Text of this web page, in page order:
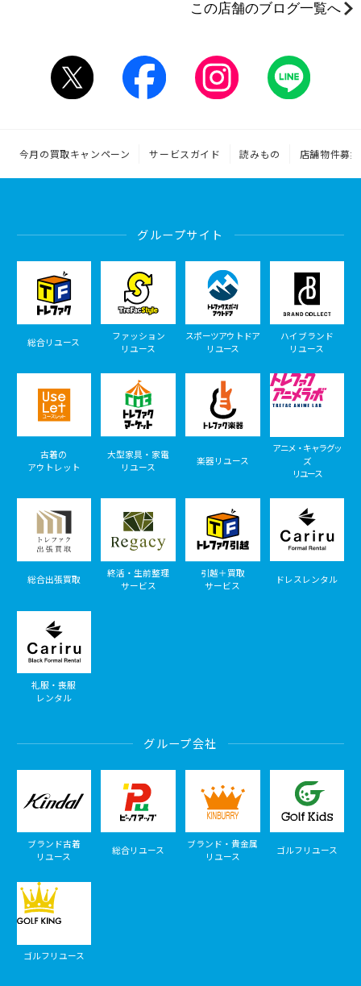
この店舗のブログ一覧へ
今月の買取キャンペーン サービスガイド 読みもの 店舗物件募集
グループサイト
総合リユース
ファッション
リユース
スポーツアウトドア
リユース
ハイブランド
リユース
古着の
アウトレット
大型家具・家電
リユース
楽器リユース
アニメ・キャラグッ
ズ
リユース
総合出張買取
終活・生前整理
サービス
引越＋買取
サービス
ドレスレンタル
礼服・喪服
レンタル
グループ会社
ブランド古着
リユース
総合リユース
ブランド・貴金属
リユース
ゴルフリユース
ゴルフリユース